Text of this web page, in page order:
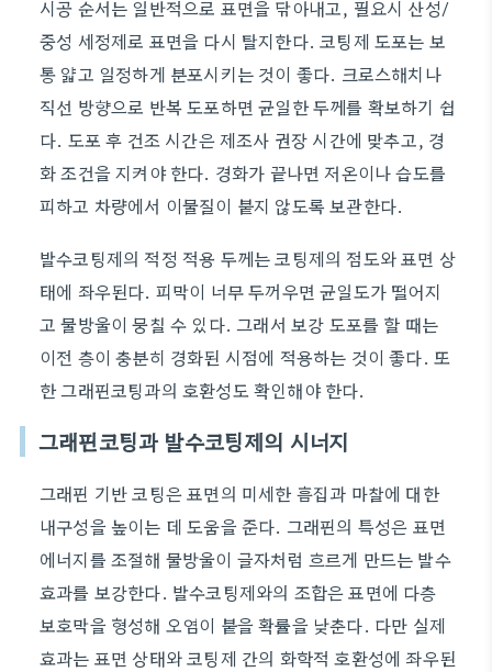
시공 순서는 일반적으로 표면을 닦아내고, 필요시 산성/
중성 세정제로 표면을 다시 탈지한다. 코팅제 도포는 보
통 얇고 일정하게 분포시키는 것이 좋다. 크로스해치나
직선 방향으로 반복 도포하면 균일한 두께를 확보하기 쉽
다. 도포 후 건조 시간은 제조사 권장 시간에 맞추고, 경
화 조건을 지켜야 한다. 경화가 끝나면 저온이나 습도를
피하고 차량에서 이물질이 붙지 않도록 보관한다.
발수코팅제의 적정 적용 두께는 코팅제의 점도와 표면 상
태에 좌우된다. 피막이 너무 두꺼우면 균일도가 떨어지
고 물방울이 뭉칠 수 있다. 그래서 보강 도포를 할 때는
이전 층이 충분히 경화된 시점에 적용하는 것이 좋다. 또
한 그래핀코팅과의 호환성도 확인해야 한다.
그래핀코팅과 발수코팅제의 시너지
그래핀 기반 코팅은 표면의 미세한 흠집과 마찰에 대한
내구성을 높이는 데 도움을 준다. 그래핀의 특성은 표면
에너지를 조절해 물방울이 글자처럼 흐르게 만드는 발수
효과를 보강한다. 발수코팅제와의 조합은 표면에 다층
보호막을 형성해 오염이 붙을 확률을 낮춘다. 다만 실제
효과는 표면 상태와 코팅제 간의 화학적 호환성에 좌우된